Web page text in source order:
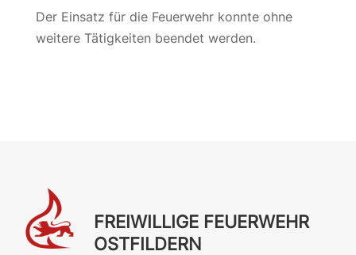
Der Einsatz für die Feuerwehr konnte ohne
weitere Tätigkeiten beendet werden.
FREIWILLIGE FEUERWEHR
OSTFILDERN